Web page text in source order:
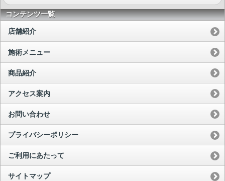
コンテンツ一覧
店舗紹介
施術メニュー
商品紹介
アクセス案内
お問い合わせ
プライバシーポリシー
ご利用にあたって
サイトマップ